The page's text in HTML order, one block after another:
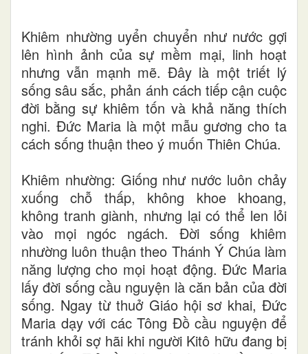
Khiêm nhường uyển chuyển như nước gợi
lên hình ảnh của sự mềm mại, linh hoạt
nhưng vẫn mạnh mẽ. Đây là một triết lý
sống sâu sắc, phản ánh cách tiếp cận cuộc
đời bằng sự khiêm tốn và khả năng thích
nghi. Đức Maria là một mẫu gương cho ta
cách sống thuận theo ý muốn Thiên Chúa.
Khiêm nhường: Giống như nước luôn chảy
xuống chỗ thấp, không khoe khoang,
không tranh giành, nhưng lại có thể len lỏi
vào mọi ngóc ngách. Đời sống khiêm
nhường luôn thuận theo Thánh Ý Chúa làm
năng lượng cho mọi hoạt động. Đức Maria
lấy đời sống cầu nguyện là căn bản của đời
sống. Ngay từ thuở Giáo hội sơ khai, Đức
Maria dạy với các Tông Đồ cầu nguyện để
tránh khỏi sợ hãi khi người Kitô hữu đang bị